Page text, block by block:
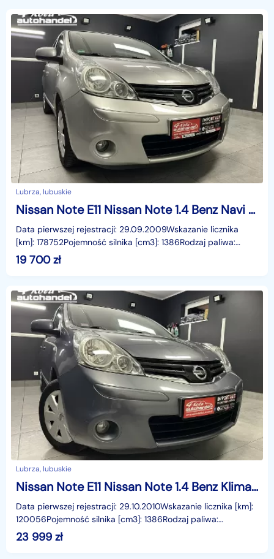
Lubrza, lubuskie
Nissan Note E11 Nissan Note 1.4 Benz Navi Tempomat ESP Rej PL Gwarancja
Data pierwszej rejestracji: 29.09.2009Wskazanie licznika
[km]: 178752Pojemność silnika [cm3]: 1386Rodzaj paliwa:
BenzynaMoc [KM]: 88Komplet kluczyManualna skrzy
19 700zł
Lubrza, lubuskie
Nissan Note E11 Nissan Note 1.4 Benz Klima ESP Rej PL Gwarancja
Data pierwszej rejestracji: 29.10.2010Wskazanie licznika [km]:
120056Pojemność silnika [cm3]: 1386Rodzaj paliwa:
BenzynaMoc [KM]: 65Liczba poprzednich właścicie
23 999 zł